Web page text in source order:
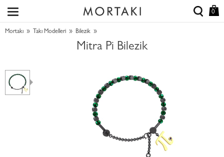
0
Mortakı » Takı Modelleri » Bilezik »
Mitra Pi Bilezik